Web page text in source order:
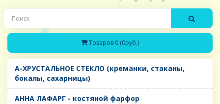
Товаров 0 (0руб.)
A-ХРУСТАЛЬНОЕ СТЕКЛО (креманки, стаканы,
бокалы, сахарницы)
AHHA ЛАФАРГ - костяной фарфор